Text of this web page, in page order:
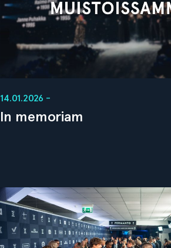
14.01.2026 -
In memoriam